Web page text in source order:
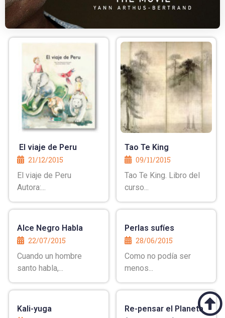
El viaje de Peru
21/12/2015
El viaje de Peru
Autora:...
Tao Te King
09/11/2015
Tao Te King. Libro del
curso...
Alce Negro Habla
22/07/2015
Cuando un hombre
santo habla,...
Perlas sufíes
28/06/2015
Como no podía ser
menos...
Kali-yuga
Re-pensar el Planeta